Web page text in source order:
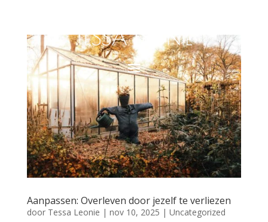
Aanpassen: Overleven door jezelf te verliezen
door Tessa Leonie | nov 10, 2025 | Uncategorized